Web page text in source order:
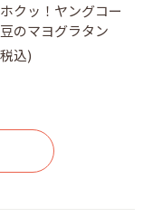
クッ！ヤングコー
のマヨグラタン
込)